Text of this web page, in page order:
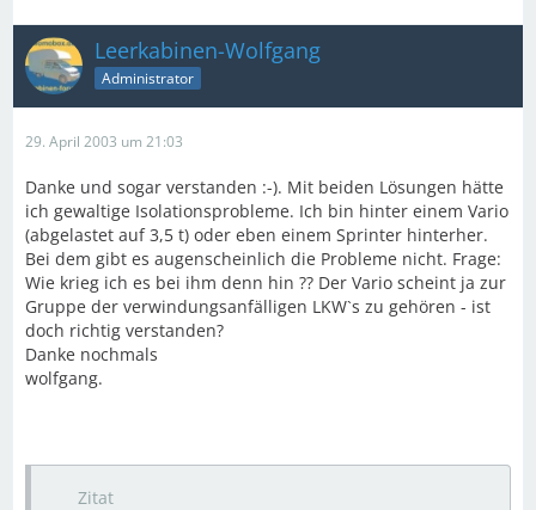
Leerkabinen-Wolfgang
Administrator
29. April 2003 um 21:03
Danke und sogar verstanden :-). Mit beiden Lösungen hätte
ich gewaltige Isolationsprobleme. Ich bin hinter einem Vario
(abgelastet auf 3,5 t) oder eben einem Sprinter hinterher.
Bei dem gibt es augenscheinlich die Probleme nicht. Frage:
Wie krieg ich es bei ihm denn hin ?? Der Vario scheint ja zur
Gruppe der verwindungsanfälligen LKW`s zu gehören - ist
doch richtig verstanden?
Danke nochmals
wolfgang.
Zitat